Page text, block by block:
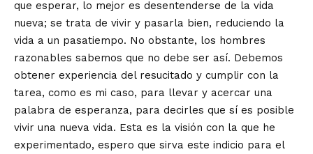
que esperar, lo mejor es desentenderse de la vida
nueva; se trata de vivir y pasarla bien, reduciendo la
vida a un pasatiempo. No obstante, los hombres
razonables sabemos que no debe ser así. Debemos
obtener experiencia del resucitado y cumplir con la
tarea, como es mi caso, para llevar y acercar una
palabra de esperanza, para decirles que sí es posible
vivir una nueva vida. Esta es la visión con la que he
experimentado, espero que sirva este indicio para el